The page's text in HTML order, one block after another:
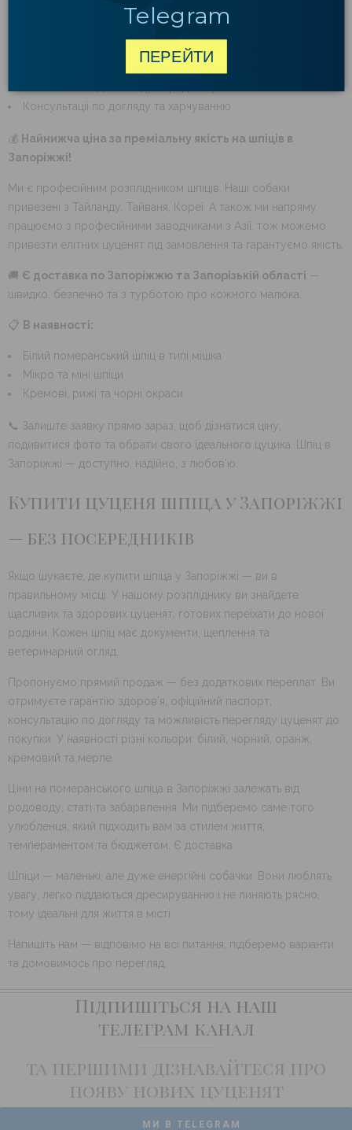
Гарантовано чистокровні шпіци з документами
Консультації по догляду та харчуванню
💰 Найнижча ціна за преміальну якість на шпіців в
Запоріжжі!
Ми є професійним розплідником шпіців. Наші собаки
привезені з Тайланду, Тайваня, Кореї. А також ми напряму
працюємо з професійними заводчиками з Азії, тож можемо
привезти елітних цуценят під замовлення та гарантуємо якість.
🚚 Є доставка по Запоріжжю та Запорізькій області —
швидко, безпечно та з турботою про кожного малюка.
📋 В наявності:
Білий померанський шпіц в типі мішка
Мікро та міні шпіци
Кремові, рижі та чорні окраси
📞 Залиште заявку прямо зараз, щоб дізнатися ціну,
подивитися фото та обрати свого ідеального цуцика. Шпіц в
Запоріжжі — доступно, надійно, з любов’ю.
Купити цуценя шпіца у Запоріжжі
— без посередників
Якщо шукаєте, де купити шпіца у Запоріжжі — ви в
правильному місці. У нашому розпліднику ви знайдете
щасливих та здорових цуценят, готових переїхати до нової
родини. Кожен шпіц має документи, щеплення та
ветеринарний огляд.
Пропонуємо прямий продаж — без додаткових переплат. Ви
отримуєте гарантію здоров’я, офіційний паспорт,
консультацію по догляду та можливість перегляду цуценят до
покупки. У наявності різні кольори: білий, чорний, оранж,
кремовий та мерле.
Ціни на померанського шпіца в Запоріжжі залежать від
родоводу, статі та забарвлення. Ми підберемо саме того
улюбленця, який підходить вам за стилем життя,
темпераментом та бюджетом. Є доставка.
Шпіци — маленькі, але дуже енергійні собачки. Вони люблять
увагу, легко піддаються дресируванню і не линяють рясно,
тому ідеальні для життя в місті.
Напишіть нам — відповімо на всі питання, підберемо варіанти
та домовимось про перегляд.
Підпишіться на наш
телеграм канал
та першими дізнавайтеся про
появу нових цуценят
МИ В TELEGRAM
Telegram
ПЕРЕЙТИ